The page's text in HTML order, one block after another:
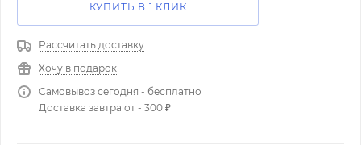
КУПИТЬ В 1 КЛИК
Рассчитать доставку
Хочу в подарок
Самовывоз сегодня - бесплатно
Доставка завтра от - 300 ₽